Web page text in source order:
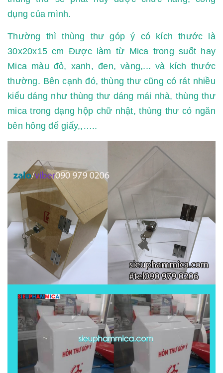
dụng của mình.
Thường thì thùng thư góp ý có kích thước là
30x20x15 cm Được làm từ Mica trong suốt hay
Mica màu đỏ, xanh, đen, vàng,... và kích thước
thường. Bên cạnh đó, thùng thư cũng có rát nhiều
kiểu dáng như thùng thư dáng mái nhà, thùng thư
mica trong dạng hộp chữ nhật, thùng thư có ngăn
bên hông để giấy,,…..